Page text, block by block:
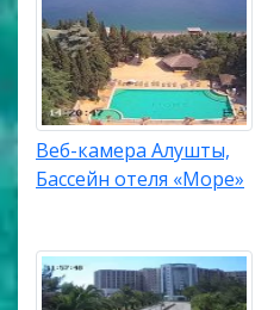
Веб-камера Алушты,
Бассейн отеля «Море»